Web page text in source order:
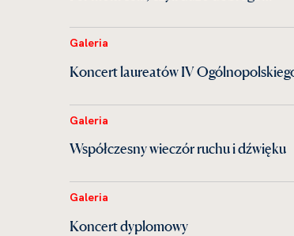
Galeria
Koncert laureatów IV
Galeria
Współczesny wieczór ruchu i dźwięku
Galeria
Koncert dyplomowy